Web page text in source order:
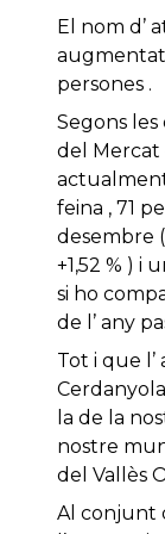
El nom d’
augmentat
persones .
Segons les
del Mercat
feina , 71
desembre
+1,52 % ) i
si ho
de l’ any
Tot i que
la de la
nostre
del Vallès
Al conjunt